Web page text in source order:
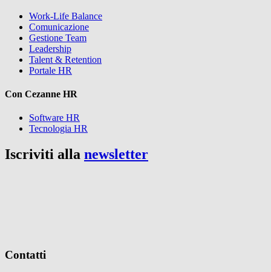
Work-Life Balance
Comunicazione
Gestione Team
Leadership
Talent & Retention
Portale HR
Con Cezanne HR
Software HR
Tecnologia HR
Iscriviti alla newsletter
Contatti